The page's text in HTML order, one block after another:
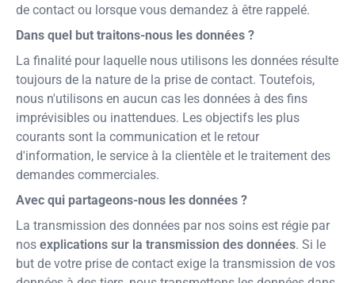
de contact ou lorsque vous demandez à être rappelé.
Dans quel but traitons-nous les données ?
La finalité pour laquelle nous utilisons les données résulte
toujours de la nature de la prise de contact. Toutefois,
nous n'utilisons en aucun cas les données à des fins
imprévisibles ou inattendues. Les objectifs les plus
courants sont la communication et le retour
d'information, le service à la clientèle et le traitement des
demandes commerciales.
Avec qui partageons-nous les données ?
La transmission des données par nos soins est régie par
nos explications sur la transmission des données. Si le
but de votre prise de contact exige la transmission de vos